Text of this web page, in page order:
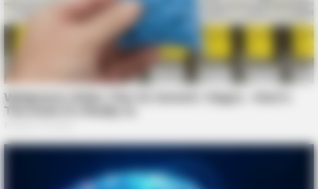
10 Epic Failures That Were Completely Preventable — Find
Out